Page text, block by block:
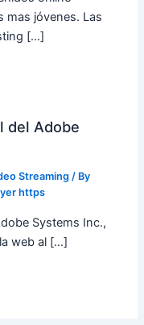
mas jóvenes. Las
[…]
del Adobe
Streaming/ By
https
Systems Inc.,
web al […]